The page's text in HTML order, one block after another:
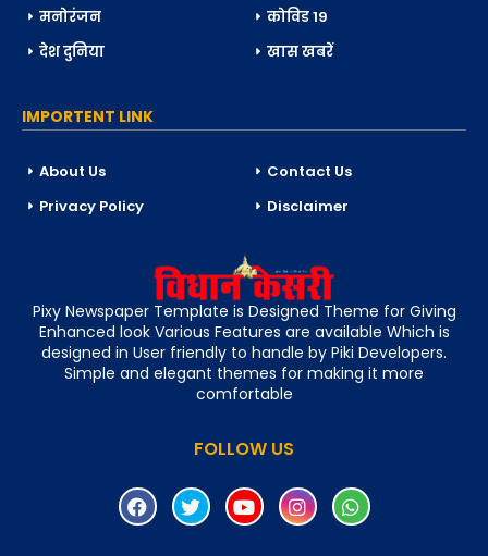
मनोरंजन
कोविड 19
देश दुनिया
खास खबरें
IMPORTENT LINK
About Us
Contact Us
Privacy Policy
Disclaimer
Pixy Newspaper Template is Designed Theme for Giving
Enhanced look Various Features are available Which is
designed in User friendly to handle by Piki Developers.
Simple and elegant themes for making it more
comfortable
FOLLOW US